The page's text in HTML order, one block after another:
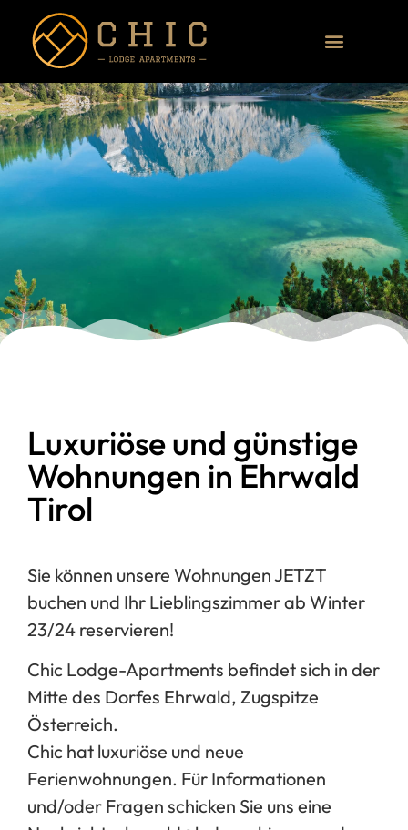
Luxuriöse und günstige
Wohnungen in Ehrwald
Tirol
Sie können unsere Wohnungen JETZT
buchen und Ihr Lieblingszimmer ab Winter
23/24 reservieren!
Chic Lodge-Apartments befindet sich in der
Mitte des Dorfes Ehrwald, Zugspitze
Österreich.
Chic hat luxuriöse und neue
Ferienwohnungen. Für Informationen
und/oder Fragen schicken Sie uns eine